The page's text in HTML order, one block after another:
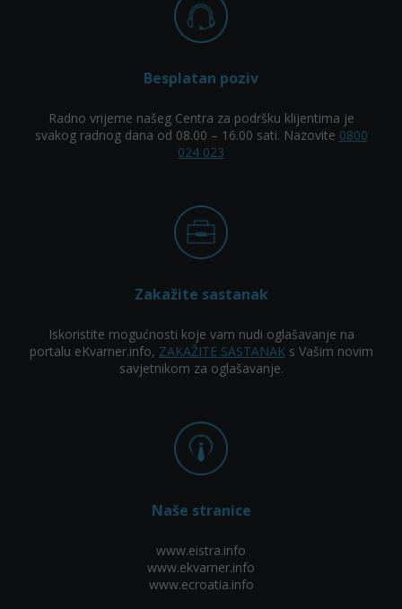
Besplatan poziv
Radno vrijeme našeg Centra za podršku klijentima je
svakog radnog dana od 08.00 – 16.00 sati. Nazovite 0800
024 023
Zakažite sastanak
Iskoristite mogućnosti koje vam nudi oglašavanje na
portalu eKvarner.info, ZAKAŽITE SASTANAKs Vašim novim
savjetnikom za oglašavanje.
Naše stranice
www.eistra.info
www.ekvarner.info
www.ecroatia.info